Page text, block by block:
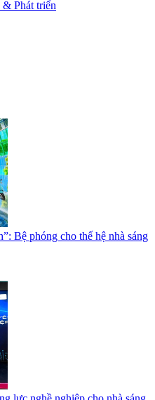
Phát triển
Bệ phóng cho thế hệ nhà sáng